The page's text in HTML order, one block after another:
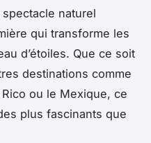
naturel
qui transforme les
d’étoiles. Que ce soit
destinations comme
ou le Mexique, ce
plus fascinants que